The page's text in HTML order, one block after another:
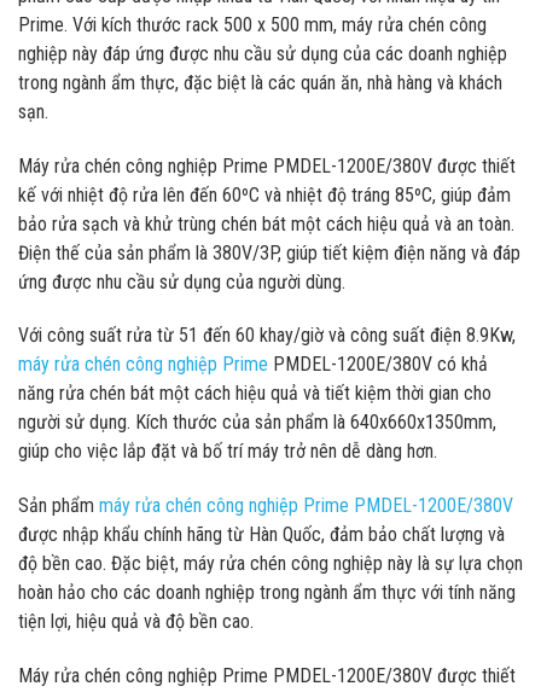
Prime. Với kích thước rack 500 x 500 mm, máy rửa chén công
nghiệp này đáp ứng được nhu cầu sử dụng của các doanh nghiệp
trong ngành ẩm thực, đặc biệt là các quán ăn, nhà hàng và khách
sạn.
Máy rửa chén công nghiệp Prime PMDEL-1200E/380V được thiết
kế với nhiệt độ rửa lên đến 60ºC và nhiệt độ tráng 85ºC, giúp đảm
bảo rửa sạch và khử trùng chén bát một cách hiệu quả và an toàn.
Điện thế của sản phẩm là 380V/3P, giúp tiết kiệm điện năng và đáp
ứng được nhu cầu sử dụng của người dùng.
Với công suất rửa từ 51 đến 60 khay/giờ và công suất điện 8.9Kw,
máy rửa chén công nghiệp Prime PMDEL-1200E/380V có khả
năng rửa chén bát một cách hiệu quả và tiết kiệm thời gian cho
người sử dụng. Kích thước của sản phẩm là 640x660x1350mm,
giúp cho việc lắp đặt và bố trí máy trở nên dễ dàng hơn.
Sản phẩm máy rửa chén công nghiệp Prime PMDEL-1200E/380V
được nhập khẩu chính hãng từ Hàn Quốc, đảm bảo chất lượng và
độ bền cao. Đặc biệt, máy rửa chén công nghiệp này là sự lựa chọn
hoàn hảo cho các doanh nghiệp trong ngành ẩm thực với tính năng
tiện lợi, hiệu quả và độ bền cao.
Máy rửa chén công nghiệp Prime PMDEL-1200E/380V được thiết